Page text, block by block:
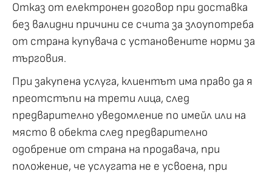
Отказ от електронен договор при доставка
без валидни причини се счита за злоупотреба
от страна купувача с установените норми за
търговия.
При закупена услуга, клиентът има право да я
преотстъпи на трети лица, след
предварително уведомление по имейл или на
място в обекта след предварително
одобрение от страна на продавача, при
положение, че услугата не е усвоена, при